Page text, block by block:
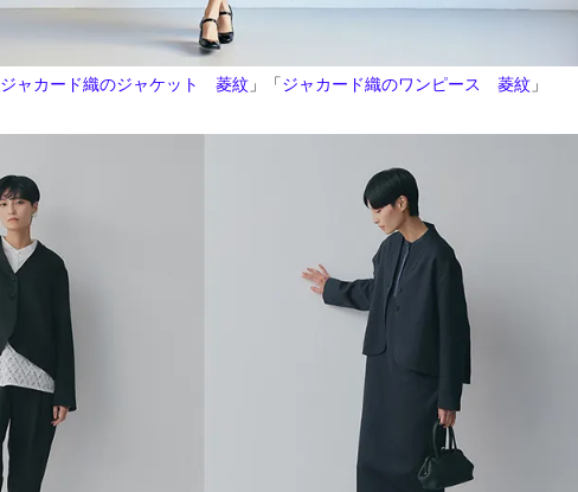
ジャカード織のジャケット 菱紋 」「ジャカード織のワンピース 菱紋 」